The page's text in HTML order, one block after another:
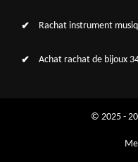
Rachat instrument
Achat rachat de bijoux
© 2025 -